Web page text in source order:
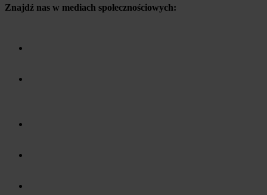
Znajdź nas w mediach społecznościowych: